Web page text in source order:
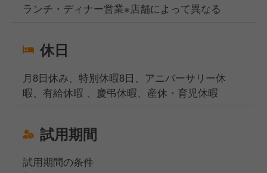
ランチ・ディナー営業※店舗によって異なる
休日
月8日休み、特別休暇8日、アニバーサリー休
暇、有給休暇 、慶弔休暇、産休・育児休暇
試用期間
試用期間の条件